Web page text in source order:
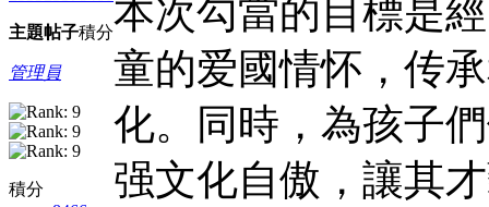
主題帖子積分
管理員
積分
本次勾當的目標是
童的爱國情怀，传
化。同時，為孩子
强文化自傲，讓其